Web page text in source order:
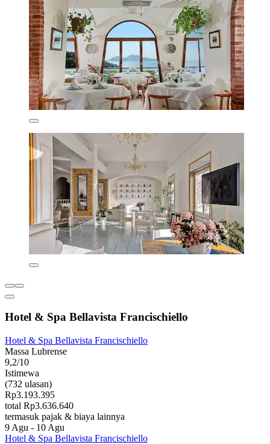
Hotel & Spa Bellavista Francischiello
Hotel & Spa Bellavista Francischiello
Massa Lubrense
9,2/10
Istimewa
(732 ulasan)
Rp3.193.395
total Rp3.636.640
termasuk pajak & biaya lainnya
9 Agu - 10 Agu
Hotel & Spa Bellavista Francischiello